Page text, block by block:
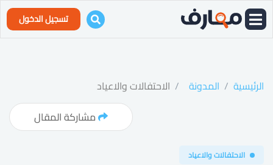
تسجيل الدخول
الرئيسية المدونة
الاحتفالات والاعياد
مشاركة المقال
الاحتفالات والاعياد